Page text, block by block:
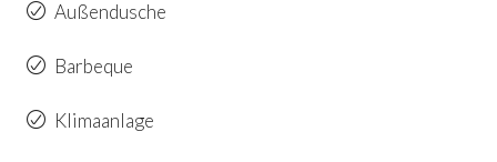
Außendusche
Barbeque
Klimaanlage